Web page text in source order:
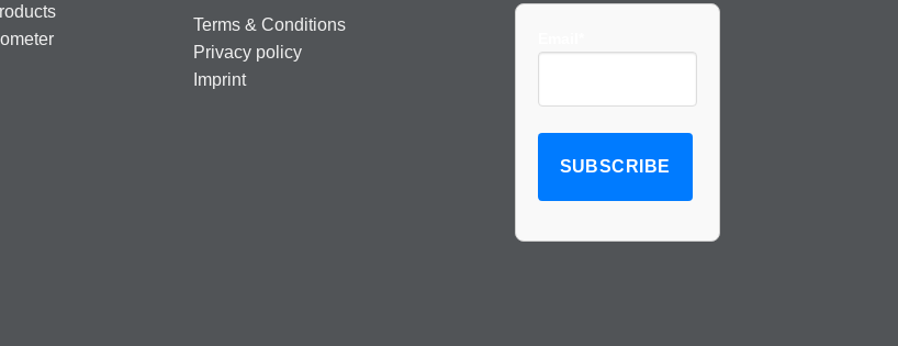
Terms & Conditions
Privacy policy
Imprint